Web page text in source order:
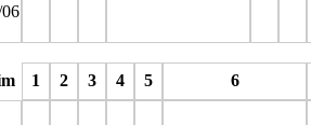
1 2 3 4 5
6